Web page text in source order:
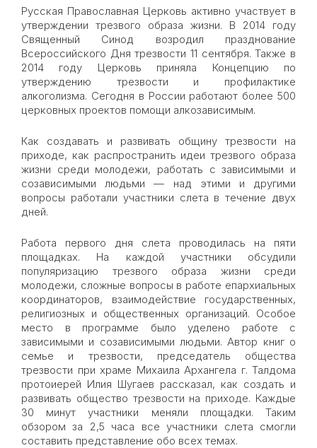
Русская Православная Церковь активно участвует в
утверждении трезвого образа жизни. В 2014 году
Священный Синод возродил празднование
Всероссийского Дня трезвости 11 сентября. Также в
2014 году Церковь приняла Концепцию по
утверждению трезвости и профилактике
алкоголизма. Сегодня в России работают более 500
церковных проектов помощи алкозависимым.
Как создавать и развивать общину трезвости на
приходе, как распространить идеи трезвого образа
жизни среди молодежи, работать с зависимыми и
созависимыми людьми — над этими и другими
вопросы работали участники слета в течение двух
дней.
Работа первого дня слета проводилась на пяти
площадках. На каждой участники обсудили
популяризацию трезвого образа жизни среди
молодежи, сложные вопросы в работе епархиальных
координаторов, взаимодействие государственных,
религиозных и общественных организаций. Особое
место в программе было уделено работе с
зависимыми и созависимыми людьми. Автор книг о
семье и трезвости, председатель общества
трезвости при храме Михаила Архангела г. Талдома
протоиерей Илия Шугаев рассказал, как создать и
развивать общество трезвости на приходе. Каждые
30 минут участники меняли площадки. Таким
обзором за 2,5 часа все участники слета смогли
составить представление обо всех темах.